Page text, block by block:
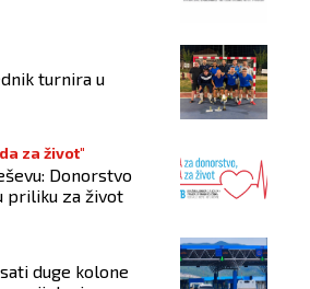
turnira u
za život"
Donorstvo
priliku za život
duge kolone